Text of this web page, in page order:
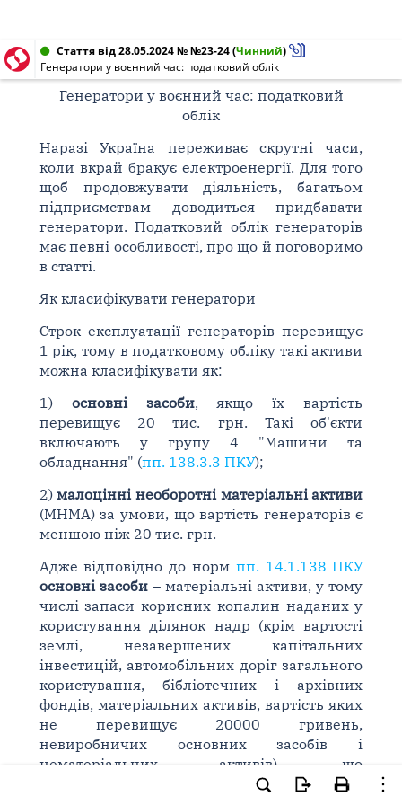
Стаття від 28.05.2024 № №23-24(Чинний)
Генератори у воєнний час: податковий облік
Генератори у воєнний час: податковий
облік
Наразі Україна переживає скрутні часи,
коли вкрай бракує електроенергії. Для того
щоб продовжувати діяльність, багатьом
підприємствам доводиться придбавати
генератори. Податковий облік генераторів
має певні особливості, про що й поговоримо
в статті.
Як класифікувати генератори
Строк експлуатації генераторів перевищує
1 рік, тому в податковому обліку такі активи
можна класифікувати як:
1) основні засоби, якщо їх вартість
перевищує 20 тис. грн. Такі об'єкти
включають у групу 4 "Машини та
обладнання" (пп. 138.3.3 ПКУ);
2)малоцінні необоротні матеріальні активи
(МНМА) за умови, що вартість генераторів є
меншою ніж 20 тис. грн.
Адже відповідно до норм пп. 14.1.138 ПКУ
основні засоби– матеріальні активи, у тому
числі запаси корисних копалин наданих у
користування ділянок надр (крім вартості
землі, незавершених капітальних
інвестицій, автомобільних доріг загального
користування, бібліотечних і архівних
фондів, матеріальних активів, вартість яких
не перевищує 20000 гривень,
невиробничих основних засобів і
нематеріальних активів), що
призначаються платником податку для